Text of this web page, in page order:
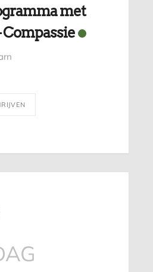
met
Compassie